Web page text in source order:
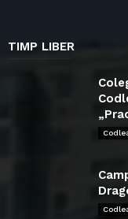
TIMP LIBER